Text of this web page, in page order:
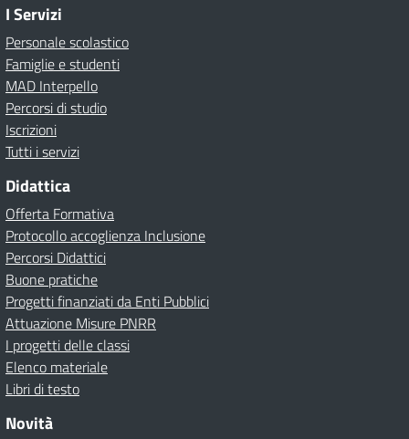
I Servizi
Personale scolastico
Famiglie e studenti
MAD Interpello
Percorsi di studio
Iscrizioni
Tutti i servizi
Didattica
Offerta Formativa
Protocollo accoglienza Inclusione
Percorsi Didattici
Buone pratiche
Progetti finanziati da Enti Pubblici
Attuazione Misure PNRR
I progetti delle classi
Elenco materiale
Libri di testo
Novità